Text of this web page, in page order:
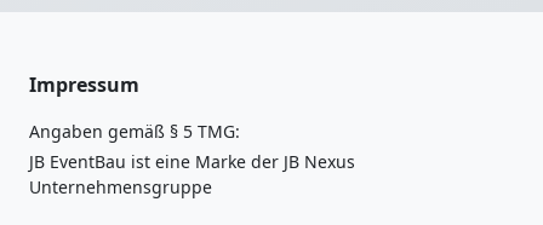
Impressum
Angaben gemäß § 5 TMG:
JB EventBau ist eine Marke der JB Nexus
Unternehmensgruppe